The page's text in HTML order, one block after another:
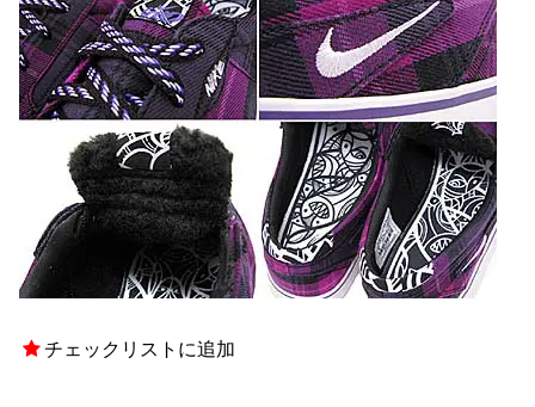
チェックリストに追加